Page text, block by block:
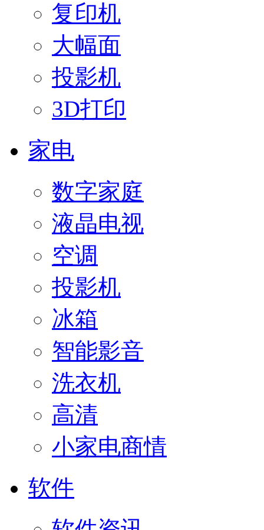
复印机
大幅面
投影机
3D打印
家电
数字家庭
液晶电视
空调
投影机
冰箱
智能影音
洗衣机
高清
小家电商情
软件